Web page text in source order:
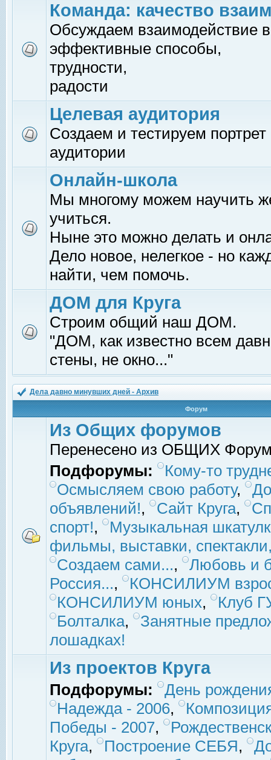
Команда: качество
Обсуждаем взаимодействие
эффективные способы,
трудности,
радости
Целевая аудитория
Создаем и тестируем
аудитории
Онлайн-школа
Мы многому можем научить
учиться.
Ныне это можно делать и
Дело новое, нелегкое - но
найти, чем помочь.
ДОМ для Круга
Строим общий наш ДОМ.
"ДОМ, как известно всем
стены, не окно..."
Дела давно минувших дней - Архив
Форум
Из Общих форумов
Перенесено из ОБЩИХ
Подфорумы:
Кому-то
Осмысляем свою работу,
объявлений!, Сайт Круга,
спорт!,
Музыкальная
фильмы, выставки,
Создаем сами...,
Любовь и
Россия...,
КОНСИЛИУМ
КОНСИЛИУМ юных,
Клуб
Болталка,
Занятные
лошадках!
Из проектов Круга
Подфорумы:
День
Надежда - 2006,
Победы - 2007,
Круга, Построение СЕБЯ,